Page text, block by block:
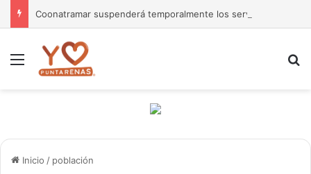
Menú
Inicio / población